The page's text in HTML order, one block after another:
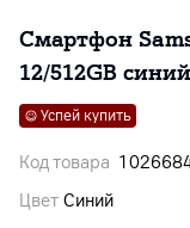
Смартфон
12/512GB
Успей купить
Код товара
Цвет Синий